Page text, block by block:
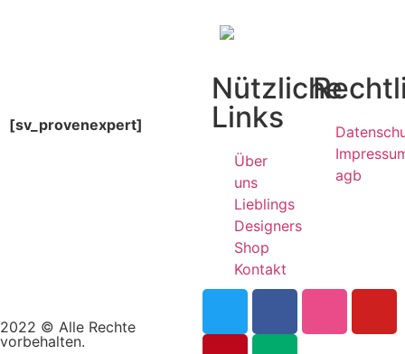
[sv_provenexpert]
Nützliche
Links
Über
uns
Lieblings
Designers
Shop
Kontakt
agb
2022 © Alle Rechte
vorbehalten.